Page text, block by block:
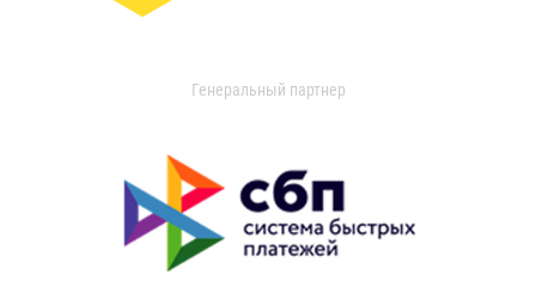
Генеральный партнер